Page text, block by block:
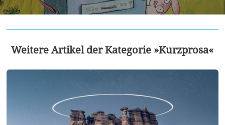
Weitere Artikel der Kategorie »Kurzprosa«